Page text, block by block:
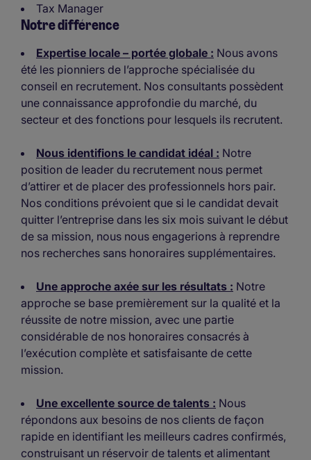
Tax Manager
Notre différence
Expertise locale – portée globale : Nous avons
été les pionniers de l’approche spécialisée du
conseil en recrutement. Nos consultants possèdent
une connaissance approfondie du marché, du
secteur et des fonctions pour lesquels ils recrutent.
Nous identifions le candidat idéal : Notre
position de leader du recrutement nous permet
d’attirer et de placer des professionnels hors pair.
Nos conditions prévoient que si le candidat devait
quitter l’entreprise dans les six mois suivant le début
de sa mission, nous nous engagerions à reprendre
nos recherches sans honoraires supplémentaires.
Une approche axée sur les résultats : Notre
approche se base premièrement sur la qualité et la
réussite de notre mission, avec une partie
considérable de nos honoraires consacrés à
l’exécution complète et satisfaisante de cette
mission.
Une excellente source de talents : Nous
répondons aux besoins de nos clients de façon
rapide en identifiant les meilleurs cadres confirmés,
construisant un réservoir de talents et alimentant